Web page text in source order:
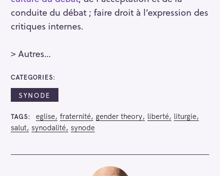
conduite du débat ; faire droit à l’expression des
critiques internes.
> Autres…
CATEGORIES
SYNODE
TAGS eglise fraternité gender theory liberté
liturgie
salut synodalité synode